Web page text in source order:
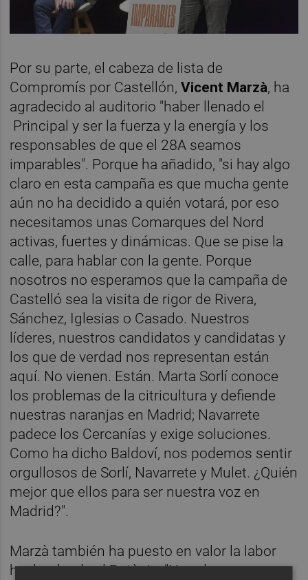
Por su parte, el cabeza de lista de
Compromís por Castellón, Vicent Marzà, ha
agradecido al auditorio "haber llenado el
Principal y ser la fuerza y la energía y los
responsables de que el 28A seamos
imparables". Porque ha añadido, "si hay algo
claro en esta campaña es que mucha gente
aún no ha decidido a quién votará, por eso
necesitamos unas Comarques del Nord
activas, fuertes y dinámicas. Que se pise la
calle, para hablar con la gente. Porque
nosotros no esperamos que la campaña de
Castelló sea la visita de rigor de Rivera,
Sánchez, Iglesias o Casado. Nuestros
líderes, nuestros candidatos y candidatas y
los que de verdad nos representan están
aquí. No vienen. Están. Marta Sorlí conoce
los problemas de la citricultura y defiende
nuestras naranjas en Madrid; Navarrete
padece los Cercanías y exige soluciones.
Como ha dicho Baldoví, nos podemos sentir
orgullosos de Sorlí, Navarrete y Mulet. ¿Quién
mejor que ellos para ser nuestra voz en
Madrid?".
Marzà también ha puesto en valor la labor
hecha desde el Botànic: "Heredamos una